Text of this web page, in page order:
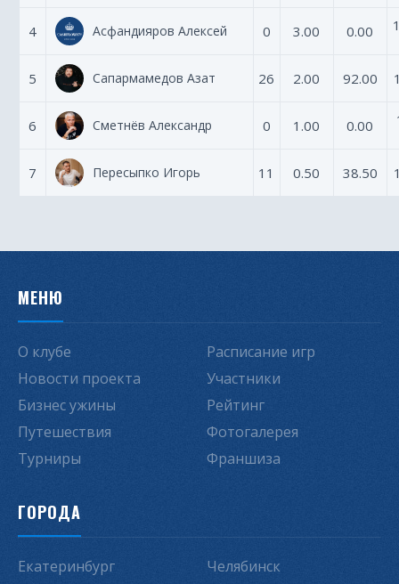
4 Асфандияров Алексей 0 3.00 0.00
5 Сапармамедов Азат 26 2.00 92.00
6 Сметнёв Александр 0 1.00 0.00
7 Пересыпко Игорь 11 0.50 38.50
МЕНЮ
О клубе
Новости проекта
Бизнес ужины
Путешествия
Турниры
Расписание игр
Участники
Рейтинг
Фотогалерея
Франшиза
ГОРОДА
Екатеринбург
Челябинск